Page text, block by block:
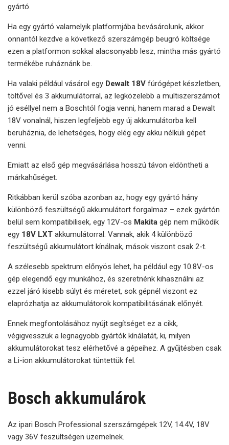
gyártó.
Ha egy gyártó valamelyik platformjába bevásárolunk, akkor
onnantól kezdve a következő szerszámgép beugró költsége
ezen a platformon sokkal alacsonyabb lesz, mintha más gyártó
termékébe ruháznánk be.
Ha valaki például vásárol egy Dewalt 18V fúrógépet készletben,
töltővel és 3 akkumulátorral, az legközelebb a multiszerszámot
jó eséllyel nem a Boschtól fogja venni, hanem marad a Dewalt
18V vonalnál, hiszen legfeljebb egy új akkumulátorba kell
beruháznia, de lehetséges, hogy elég egy akku nélküli gépet
venni.
Emiatt az első gép megvásárlása hosszú távon eldöntheti a
márkahűséget.
Ritkábban kerül szóba azonban az, hogy egy gyártó hány
különböző feszültségű akkumulátort forgalmaz – ezek gyártón
belül sem kompatibilisek, egy 12V-os Makita gép nem működik
egy 18V LXT akkumulátorral. Vannak, akik 4 különböző
feszültségű akkumulátort kínálnak, mások viszont csak 2-t.
A szélesebb spektrum előnyös lehet, ha például egy 10.8V-os
gép elegendő egy munkához, és szeretnénk kihasználni az
ezzel járó kisebb súlyt és méretet, sok gépnél viszont ez
elaprózhatja az akkumulátorok kompatibilitásának előnyét.
Ennek megfontolásához nyújt segítséget ez a cikk,
végigvesszük a legnagyobb gyártók kínálatát, ki, milyen
akkumulátorokat tesz elérhetővé a gépeihez. A gyűjtésben csak
a Li-ion akkumulátorokat tüntettük fel.
Bosch akkumulárok
Az ipari Bosch Professional szerszámgépek 12V, 14.4V, 18V
vagy 36V feszültségen üzemelnek.